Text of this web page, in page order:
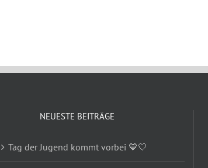
NEUESTE BEITRÄGE
Tag der Jugend kommt vorbei 💙🤍